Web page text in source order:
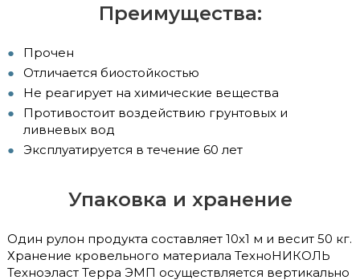
Преимущества:
Прочен
Отличается биостойкостью
Не реагирует на химические вещества
Противостоит воздействию грунтовых и
ливневых вод
Эксплуатируется в течение 60 лет
Упаковка и хранение
Один рулон продукта составляет 10х1 м и весит 50 кг.
Хранение кровельного материала ТехноНИКОЛЬ
Техноэласт Терра ЭМП осуществляется вертикально